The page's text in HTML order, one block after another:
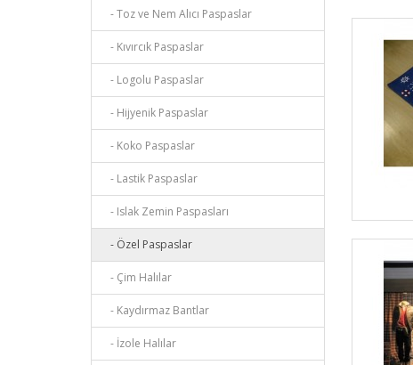
- Toz ve Nem Alıcı Paspaslar
- Kıvırcık Paspaslar
- Logolu Paspaslar
- Hijyenik Paspaslar
- Koko Paspaslar
- Lastik Paspaslar
- Islak Zemin Paspasları
- Özel Paspaslar
- Çim Halılar
- Kaydırmaz Bantlar
- İzole Halılar